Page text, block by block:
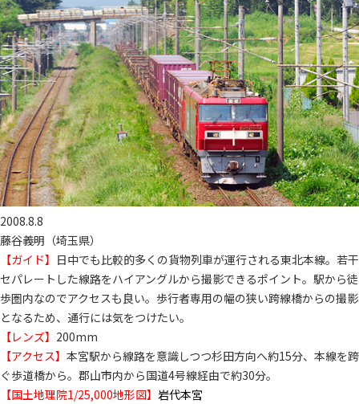
2008.8.8
藤谷義明（埼玉県）
【ガイド】 日中でも比較的多くの貨物列車が運行される東北本線。若干
セパレートした線路をハイアングルから撮影できるポイント。駅から徒
歩圏内なのでアクセスも良い。歩行者専用の幅の狭い跨線橋からの撮影
となるため、通行には気をつけたい。
【レンズ】 200mm
【アクセス】 本宮駅から線路を意識しつつ杉田方向へ約15分、本線を跨
ぐ歩道橋から。郡山市内から国道4号線経由で約30分。
【国土地理院1/25,000地形図】 岩代本宮